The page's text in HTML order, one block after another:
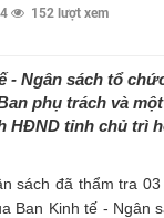
152 lượt xem
- Ngân sách tổ
phụ trách và
HĐND tỉnh chủ trì
sách đã thẩm tra
Ban Kinh tế -